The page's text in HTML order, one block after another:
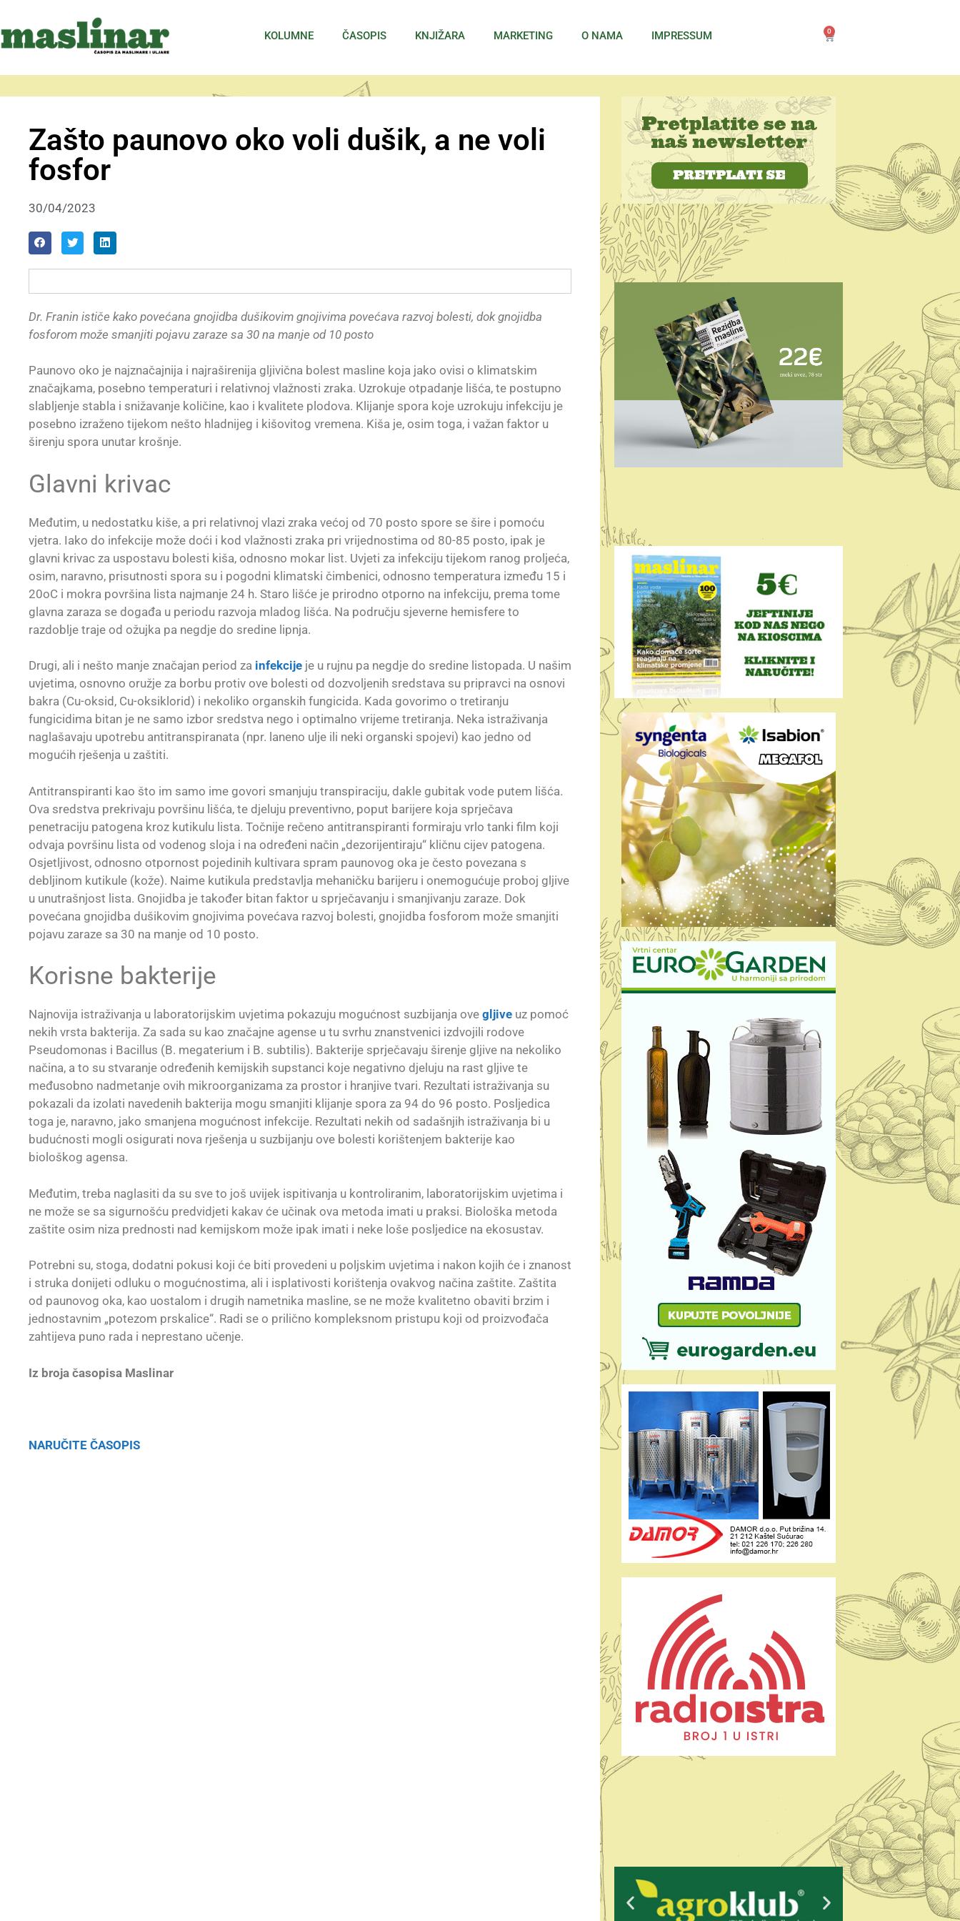
KOLUMNE ČASOPIS KNJIŽARA MARKETING O NAMA IMPRESSUM 0
Zašto paunovo oko voli dušik, a ne voli
fosfor
30/04/2023
Dr. Franin ističe kako povećana gnojidba dušikovim gnojivima povećava razvoj bolesti, dok gnojidba
fosforom može smanjiti pojavu zaraze sa 30 na manje od 10 posto
Paunovo oko je najznačajnija i najraširenija gljivična bolest masline koja jako ovisi o klimatskim
značajkama, posebno temperaturi i relativnoj vlažnosti zraka. Uzrokuje otpadanje lišća, te postupno
slabljenje stabla i snižavanje količine, kao i kvalitete plodova. Klijanje spora koje uzrokuju infekciju je
posebno izraženo tijekom nešto hladnijeg i kišovitog vremena. Kiša je, osim toga, i važan faktor u
širenju spora unutar krošnje.
Glavni krivac
Međutim, u nedostatku kiše, a pri relativnoj vlazi zraka većoj od 70 posto spore se šire i pomoću
vjetra. Iako do infekcije može doći i kod vlažnosti zraka pri vrijednostima od 80-85 posto, ipak je
glavni krivac za uspostavu bolesti kiša, odnosno mokar list. Uvjeti za infekciju tijekom ranog proljeća,
osim, naravno, prisutnosti spora su i pogodni klimatski čimbenici, odnosno temperatura između 15 i
20oC i mokra površina lista najmanje 24 h. Staro lišće je prirodno otporno na infekciju, prema tome
glavna zaraza se događa u periodu razvoja mladog lišća. Na području sjeverne hemisfere to
razdoblje traje od ožujka pa negdje do sredine lipnja.
Drugi, ali i nešto manje značajan period za infekcije je u rujnu pa negdje do sredine listopada. U našim
uvjetima, osnovno oružje za borbu protiv ove bolesti od dozvoljenih sredstava su pripravci na osnovi
bakra (Cu-oksid, Cu-oksiklorid) i nekoliko organskih fungicida. Kada govorimo o tretiranju
fungicidima bitan je ne samo izbor sredstva nego i optimalno vrijeme tretiranja. Neka istraživanja
naglašavaju upotrebu antitranspiranata (npr. laneno ulje ili neki organski spojevi) kao jedno od
mogućih rješenja u zaštiti.
Antitranspiranti kao što im samo ime govori smanjuju transpiraciju, dakle gubitak vode putem lišća.
Ova sredstva prekrivaju površinu lišća, te djeluju preventivno, poput barijere koja sprječava
penetraciju patogena kroz kutikulu lista. Točnije rečeno antitranspiranti formiraju vrlo tanki film koji
odvaja površinu lista od vodenog sloja i na određeni način „dezorijentiraju“ kličnu cijev patogena.
Osjetljivost, odnosno otpornost pojedinih kultivara spram paunovog oka je često povezana s
debljinom kutikule (kože). Naime kutikula predstavlja mehaničku barijeru i onemogućuje proboj gljive
u unutrašnjost lista. Gnojidba je također bitan faktor u sprječavanju i smanjivanju zaraze. Dok
povećana gnojidba dušikovim gnojivima povećava razvoj bolesti, gnojidba fosforom može smanjiti
pojavu zaraze sa 30 na manje od 10 posto.
Korisne bakterije
Najnovija istraživanja u laboratorijskim uvjetima pokazuju mogućnost suzbijanja ove gljive uz pomoć
nekih vrsta bakterija. Za sada su kao značajne agense u tu svrhu znanstvenici izdvojili rodove
Pseudomonas i Bacillus (B. megaterium i B. subtilis). Bakterije sprječavaju širenje gljive na nekoliko
načina, a to su stvaranje određenih kemijskih supstanci koje negativno djeluju na rast gljive te
međusobno nadmetanje ovih mikroorganizama za prostor i hranjive tvari. Rezultati istraživanja su
pokazali da izolati navedenih bakterija mogu smanjiti klijanje spora za 94 do 96 posto. Posljedica
toga je, naravno, jako smanjena mogućnost infekcije. Rezultati nekih od sadašnjih istraživanja bi u
budućnosti mogli osigurati nova rješenja u suzbijanju ove bolesti korištenjem bakterije kao
biološkog agensa.
Međutim, treba naglasiti da su sve to još uvijek ispitivanja u kontroliranim, laboratorijskim uvjetima i
ne može se sa sigurnošću predvidjeti kakav će učinak ova metoda imati u praksi. Biološka metoda
zaštite osim niza prednosti nad kemijskom može ipak imati i neke loše posljedice na ekosustav.
Potrebni su, stoga, dodatni pokusi koji će biti provedeni u poljskim uvjetima i nakon kojih će i znanost
i struka donijeti odluku o mogućnostima, ali i isplativosti korištenja ovakvog načina zaštite. Zaštita
od paunovog oka, kao uostalom i drugih nametnika masline, se ne može kvalitetno obaviti brzim i
jednostavnim „potezom prskalice“. Radi se o prilično kompleksnom pristupu koji od proizvođača
zahtijeva puno rada i neprestano učenje.
Iz broja časopisa Maslinar
NARUČITE ČASOPIS